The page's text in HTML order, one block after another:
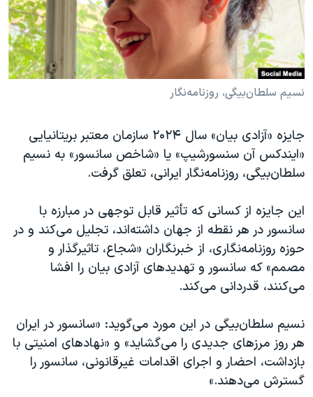
فرهنگ و زندگی
حقوق شهروندی
اقتصادی
علم و فناوری
گالری عکس
آرشیو پخش زنده
مستندها
انتخابات ریاست جمهوری آمریکا ۲۰۲۴
حمله جمهوری اسلامی به اسرائیل
رمز مهسا
اعتراضات زن، زندگی، آزادی
مجموعه مستندهای دادخواهی
دادگاه حمید نوری
چهل سال گروگان‌گیری
قانون شفافیت دارائی کادر رهبری ایران
اعتراضات مردمی آبان ۹۸
اسرائیل در جنگ
نرگس محمدی برنده جایزه نوبل صلح
همایش محافظه‌کاران آمریکا «سی‌پک»
صفحه‌های ویژه
دنبال کنید
نسیم سلطان‌بیگی، روزنامه‌نگار
جایزه «آزادی بیان» سال ۲۰۲۴ سازمان معتبر بریتانیایی
«ایندکس آن سنسورشیپ» یا «شاخص سانسور» به نسیم
سلطان‌بیگی، روزنامه‌نگار ایرانی، تعلق گرفت.
این جایزه از کسانی که تأثیر قابل توجهی در مبارزه با
سانسور در هر نقطه از جهان داشته‌اند، تجلیل می‌کند و در
حوزه روزنامه‌نگاری، از خبرنگاران «شجاع، تاثیرگذار و
مصمم» که سانسور و تهدیدهای آزادی بیان را افشا
می‌کنند، قدردانی می‌کند.
نسیم سلطان‌بیگی در این مورد می‌گوید: «سانسور در ایران
هر روز مرزهای جدیدی را می‌گشاید» و «نهادهای امنیتی با
بازداشت، احضار و اجرای اقدامات غیرقانونی، سانسور را
گسترش می‌دهند.»